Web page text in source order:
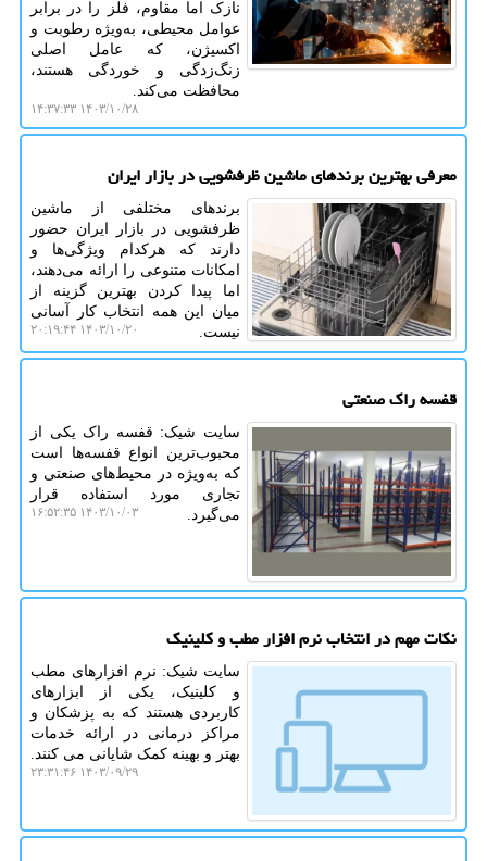
نازک اما مقاوم، فلز را در برابر
عوامل محیطی، به‌ویژه رطوبت و
اکسیژن، که عامل اصلی
زنگ‌زدگی و خوردگی هستند،
محافظت می‌کند.
۱۴۰۳/۱۰/۲۸ ۱۴:۳۷:۳۳
معرفی بهترین برندهای ماشین ظرفشویی در بازار ایران
برندهای مختلفی از ماشین
ظرفشویی در بازار ایران حضور
دارند که هرکدام ویژگی‌ها و
امکانات متنوعی را ارائه می‌دهند،
اما پیدا کردن بهترین گزینه از
میان این همه انتخاب کار آسانی
نیست.
۱۴۰۳/۱۰/۲۰ ۲۰:۱۹:۴۴
قفسه راک صنعتی
سایت شیک: قفسه راک یکی از
محبوب‌ترین انواع قفسه‌ها است
که به‌ویژه در محیط‌های صنعتی و
تجاری مورد استفاده قرار
می‌گیرد.
۱۴۰۳/۱۰/۰۳ ۱۶:۵۲:۳۵
نکات مهم در انتخاب نرم افزار مطب و کلینیک
سایت شیک: نرم ‌افزارهای مطب
و کلینیک، یکی از ابزارهای
کاربردی هستند که به پزشکان و
مراکز درمانی در ارائه خدمات
بهتر و بهینه کمک شایانی می‌ کنند.
۱۴۰۳/۰۹/۲۹ ۲۳:۳۱:۴۶